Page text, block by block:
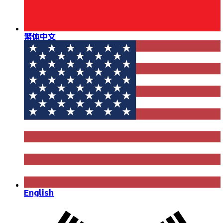
繁体中文
English